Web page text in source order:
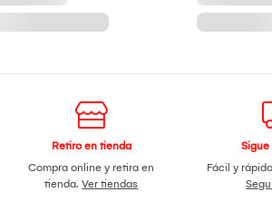
Retiro en tienda
Compra online y retira en
tienda.Ver tiendas
Fácil y